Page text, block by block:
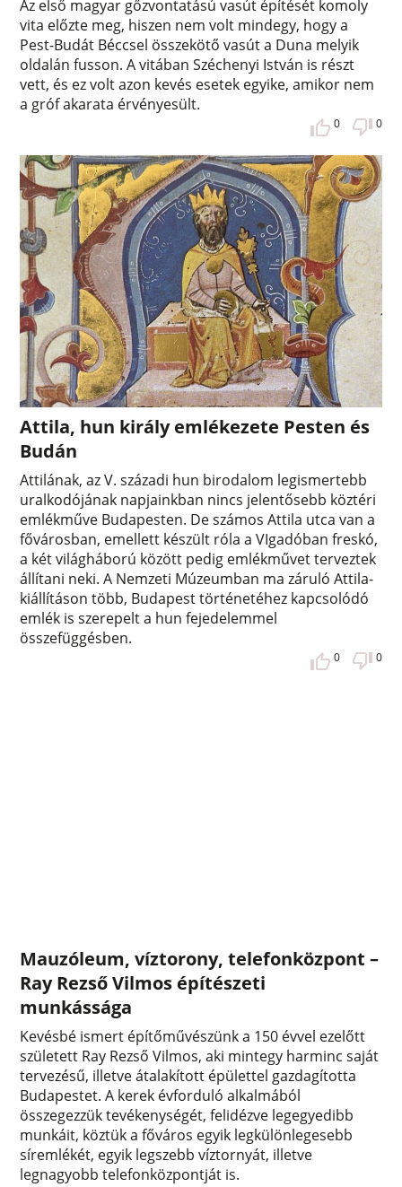
Az első magyar gőzvontatású vasút építését komoly
vita előzte meg, hiszen nem volt mindegy, hogy a
Pest-Budát Béccsel összekötő vasút a Duna melyik
oldalán fusson. A vitában Széchenyi István is részt
vett, és ez volt azon kevés esetek egyike, amikor nem
a gróf akarata érvényesült.
0 0
Attila, hun király emlékezete Pesten és
Budán
Attilának, az V. századi hun birodalom legismertebb
uralkodójának napjainkban nincs jelentősebb köztéri
emlékműve Budapesten. De számos Attila utca van a
fővárosban, emellett készült róla a VIgadóban freskó,
a két világháború között pedig emlékművet terveztek
állítani neki. A Nemzeti Múzeumban ma záruló Attila-
kiállításon több, Budapest történetéhez kapcsolódó
emlék is szerepelt a hun fejedelemmel
összefüggésben.
0 0
Mauzóleum, víztorony, telefonközpont –
Ray Rezső Vilmos építészeti
munkássága
Kevésbé ismert építőművészünk a 150 évvel ezelőtt
született Ray Rezső Vilmos, aki mintegy harminc saját
tervezésű, illetve átalakított épülettel gazdagította
Budapestet. A kerek évforduló alkalmából
összegezzük tevékenységét, felidézve legegyedibb
munkáit, köztük a főváros egyik legkülönlegesebb
síremlékét, egyik legszebb víztornyát, illetve
legnagyobb telefonközpontját is.